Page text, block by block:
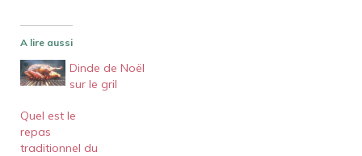
A lire aussi
Dinde de Noël
sur le gril
Quel est le
repas
traditionnel du